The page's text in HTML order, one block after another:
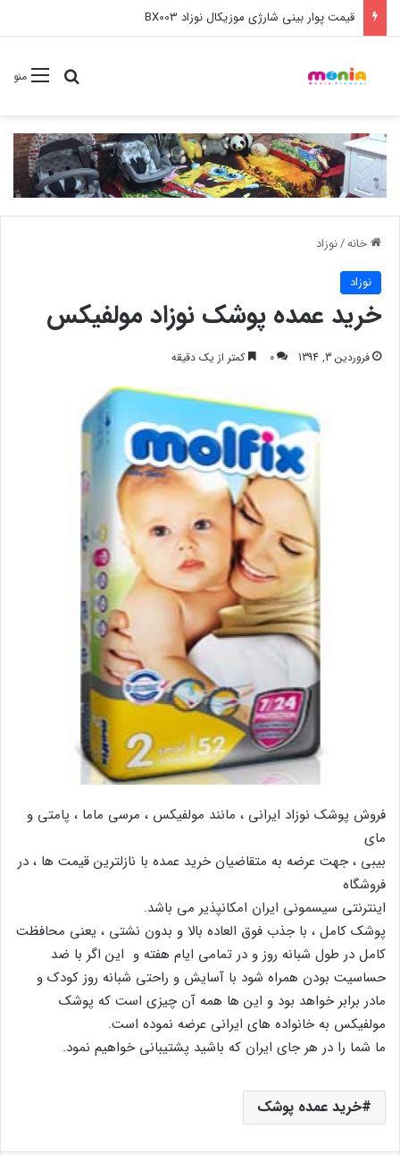
خرید عمده ست مانیکور نوزاد خارجی
منوجستجو
خانه/نوزاد
نوزاد
خرید عمده پوشک نوزاد مولفیکس
فروردین 3, 1394 0 کمتر از یک دقیقه
فروش پوشک نوزاد ایرانی ، مانند مولفیکس ، مرسی ماما ، پامتی و
مای
بیبی ، جهت عرضه به متقاضیان خرید عمده با نازلترین قیمت ها ، در
فروشگاه
اینترنتی سیسمونی ایران امکانپذیر می باشد.
پوشک کامل ، با جذب فوق العاده بالا و بدون نشتی ، یعنی محافظت
کامل در طول شبانه روز و در تمامی ایام هفته و این اگر با ضد
حساسیت بودن همراه شود با آسایش و راحتی شبانه روز کودک و
مادر برابر خواهد بود و این ها همه آن چیزی است که پوشک
مولفیکس به خانواده های ایرانی عرضه نموده است.
ما شما را در هر جای ایران که باشید پشتیبانی خواهیم نمود.
خرید عمده پوشک